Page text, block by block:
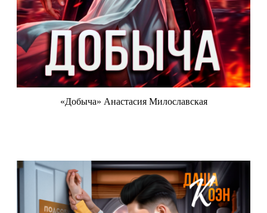
«Добыча» Анастасия Милославская